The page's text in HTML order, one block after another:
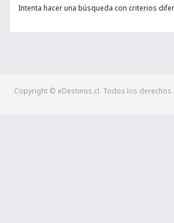
Intenta hacer una búsqueda con criterios
Copyright © eDestinos.cl. Todos los derechos